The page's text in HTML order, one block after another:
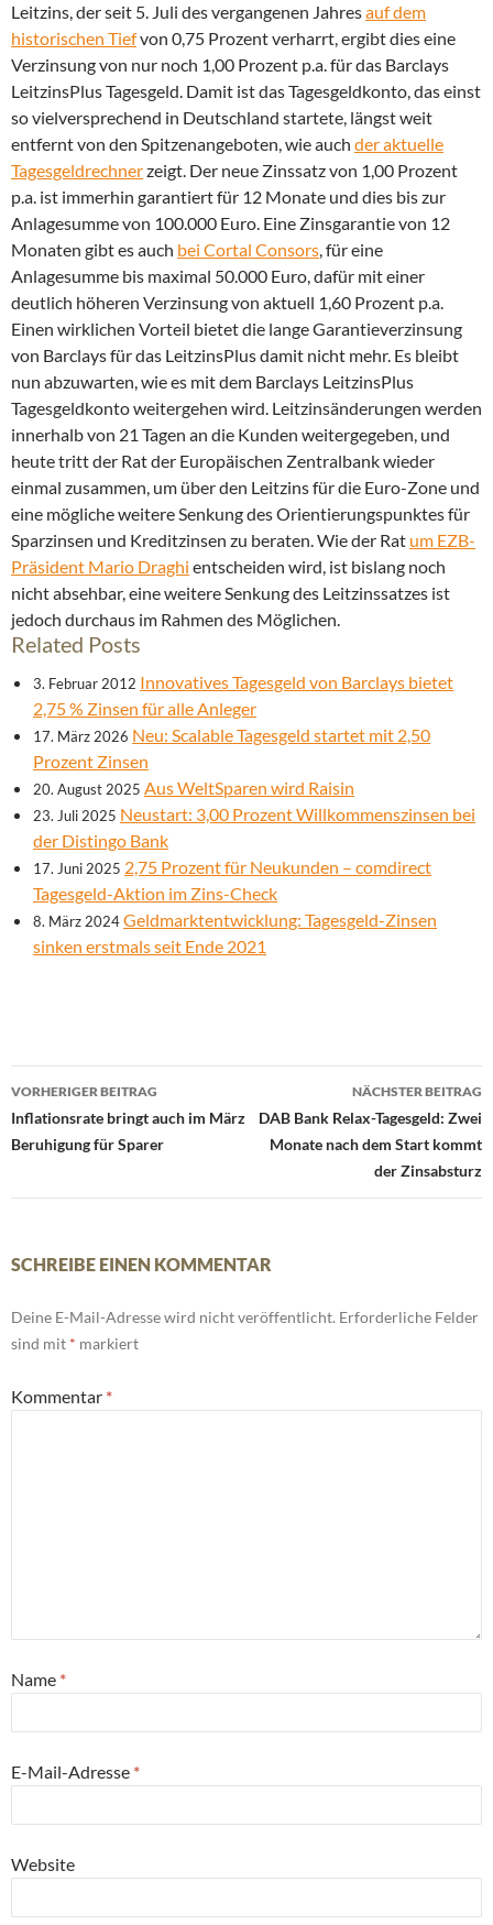
Leitzins, der seit 5. Juli des vergangenen Jahresauf dem
historischen Tiefvon 0,75 Prozent verharrt, ergibt dies eine
Verzinsung von nur noch 1,00 Prozent p.a. für das Barclays
LeitzinsPlus Tagesgeld. Damit ist das Tagesgeldkonto, das einst
so vielversprechend in Deutschland startete, längst weit
entfernt von den Spitzenangeboten, wie auch der aktuelle
Tagesgeldrechnerzeigt. Der neue Zinssatz von 1,00 Prozent
p.a. ist immerhin garantiert für 12 Monate und dies bis zur
Anlagesumme von 100.000 Euro. Eine Zinsgarantie von 12
Monaten gibt es auch bei Cortal Consors, für eine
Anlagesumme bis maximal 50.000 Euro, dafür mit einer
deutlich höheren Verzinsung von aktuell 1,60 Prozent p.a.
Einen wirklichen Vorteil bietet die lange Garantieverzinsung
von Barclays für das LeitzinsPlus damit nicht mehr. Es bleibt
nun abzuwarten, wie es mit dem Barclays LeitzinsPlus
Tagesgeldkonto weitergehen wird. Leitzinsänderungen werden
innerhalb von 21 Tagen an die Kunden weitergegeben, und
heute tritt der Rat der Europäischen Zentralbank wieder
einmal zusammen, um über den Leitzins für die Euro-Zone und
eine mögliche weitere Senkung des Orientierungspunktes für
Sparzinsen und Kreditzinsen zu beraten. Wie der Rat um EZB-
Präsident Mario Draghi entscheiden wird, ist bislang noch
nicht absehbar, eine weitere Senkung des Leitzinssatzes ist
jedoch durchaus im Rahmen des Möglichen.
Related Posts
3. Februar 2012 Innovatives Tagesgeld von Barclays bietet
2,75 % Zinsen für alle Anleger
17. März 2026 Neu: Scalable Tagesgeld startet mit 2,50
Prozent Zinsen
20. August 2025 Aus WeltSparen wird Raisin
23. Juli 2025 Neustart: 3,00 Prozent Willkommenszinsen bei
der Distingo Bank
17. Juni 2025 2,75 Prozent für Neukunden – comdirect
Tagesgeld-Aktion im Zins-Check
8. März 2024Geldmarktentwicklung: Tagesgeld-Zinsen
sinken erstmals seit Ende 2021
Beitrags-
Navigation
VORHERIGER BEITRAG
Inflationsrate bringt auch im März
Beruhigung für Sparer
NÄCHSTER BEITRAG
DAB Bank Relax-Tagesgeld: Zwei
Monate nach dem Start kommt
der Zinsabsturz
SCHREIBE EINEN KOMMENTAR
Deine E-Mail-Adresse wird nicht veröffentlicht. Erforderliche Felder
sind mit * markiert
Kommentar *
Name *
E-Mail-Adresse *
Website